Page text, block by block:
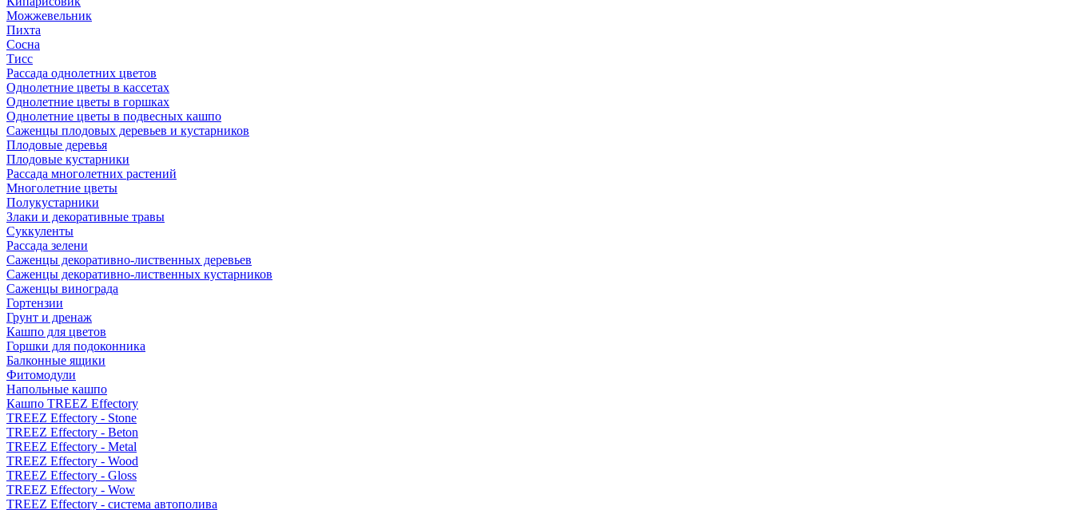
Можжевельник
Пихта
Сосна
Тисc
Рассада однолетних цветов
Однолетние цветы в кассетах
Однолетние цветы в горшках
Однолетние цветы в подвесных кашпо
Саженцы плодовых деревьев и кустарников
Плодовые деревья
Плодовые кустарники
Рассада многолетних растений
Многолетние цветы
Полукустарники
Злаки и декоративные травы
Суккуленты
Рассада зелени
Саженцы декоративно-лиственных деревьев
Саженцы декоративно-лиственных кустарников
Саженцы винограда
Гортензии
Грунт и дренаж
Кашпо для цветов
Горшки для подоконника
Балконные ящики
Фитомодули
Напольные кашпо
Кашпо TREEZ Effectory
TREEZ Effectory - Stone
TREEZ Effectory - Beton
TREEZ Effectory - Metal
TREEZ Effectory - Wood
TREEZ Effectory - Gloss
TREEZ Effectory - Wow
TREEZ Effectory - система автополива